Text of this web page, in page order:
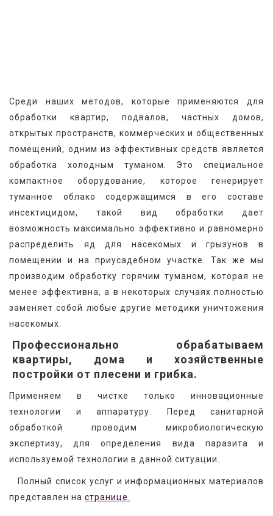
Среди наших методов, которые применяются для
обработки квартир, подвалов, частных домов,
открытых пространств, коммерческих и общественных
помещений, одним из эффективных средств является
обработка холодным туманом. Это специальное
компактное оборудование, которое генерирует
туманное облако содержащимся в его составе
инсектицидом, такой вид обработки дает
возможность максимально эффективно и равномерно
распределить яд для насекомых и грызунов в
помещении и на приусадебном участке. Так же мы
производим обработку горячим туманом, которая не
менее эффективна, а в некоторых случаях полностью
заменяет собой любые другие методики уничтожения
насекомых.
Профессионально обрабатываем
квартиры, дома и хозяйственные
постройки от плесени и грибка.
Применяем в чистке только инновационные
технологии и аппаратуру. Перед санитарной
обработкой проводим микробиологическую
экспертизу, для определения вида паразита и
используемой технологии в данной ситуации.
Полный список услуг и информационных материалов
представлен на странице.